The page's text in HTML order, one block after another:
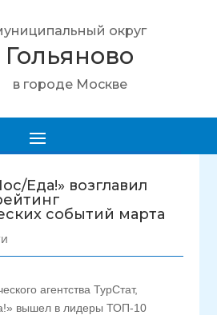
округ
Гольяново
в городе Москве
Еда!» возглавил
событий марта
агентства ТурСтат,
вышел в лидеры ТОП-10